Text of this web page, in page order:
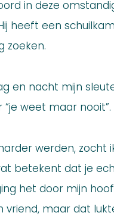
in deze
heeft een
zoeken.
en nacht mijn
weet maar nooit”.
werden, zocht
betekent dat je
het door mijn
vriend, maar dat